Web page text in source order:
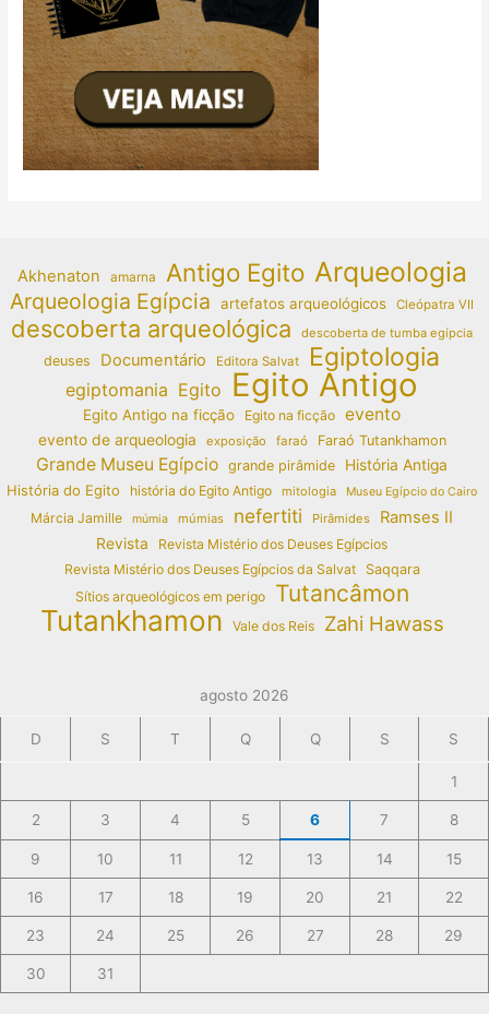
Akhenaton amarna Antigo Egito Arqueologia
Arqueologia Egípcia artefatos arqueológicos Cleópatra VII
descoberta arqueológica descoberta de tumba egípcia
deuses Documentário Editora Salvat Egiptologia
egiptomania Egito Egito Antigo
Egito Antigo na ficção Egito na ficção evento
evento de arqueologia exposição faraó Faraó Tutankhamon
Grande Museu Egípcio grande pirâmide
História Antiga
História do Egito
história do Egito Antigo mitologia Museu Egípcio do Cairo
Márcia Jamille múmia múmias nefertiti Pirâmides Ramses II
Revista
Revista Mistério dos Deuses Egípcios
Revista Mistério dos Deuses Egípcios da Salvat
Saqqara
Sítios arqueológicos em perigo
Tutancâmon
Tutankhamon Vale dos Reis Zahi Hawass
agosto 2026
D S T Q Q S S
1
2 3 4 5 6 7 8
9 10 11 12 13 14 15
16 17 18 19 20 21 22
23 24 25 26 27 28 29
30 31